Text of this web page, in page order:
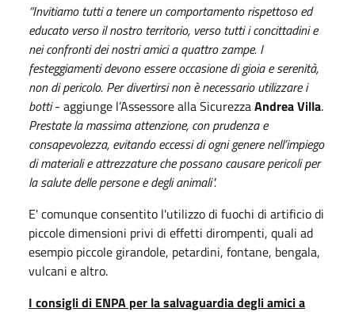
“Invitiamo tutti a tenere un comportamento rispettoso ed
educato verso il nostro territorio, verso tutti i concittadini e
nei confronti dei nostri amici a quattro zampe. I
festeggiamenti devono essere occasione di gioia e serenità,
non di pericolo. Per divertirsi non è necessario utilizzare i
botti- aggiunge l’Assessore alla SicurezzaAndrea Villa.
Prestate la massima attenzione, con prudenza e
consapevolezza, evitando eccessi di ogni genere nell’impiego
di materiali e attrezzature che possano causare pericoli per
la salute delle persone e degli animali".
E' comunque consentito l'utilizzo di fuochi di artificio di
piccole dimensioni privi di effetti dirompenti, quali ad
esempio piccole girandole, petardini, fontane, bengala,
vulcani e altro.
I consigli di ENPA per la salvaguardia degli amici a